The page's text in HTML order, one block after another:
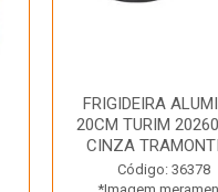
FRIGIDEIRA
20CM TURIM
CINZA
Código: 36378